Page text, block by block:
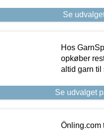
Se
Hos
opkøber
altid garn til
Se udvalget
Önling.com